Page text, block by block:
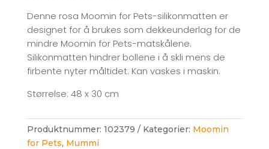
Denne rosa Moomin for Pets-silikonmatten er
designet for å brukes som dekkeunderlag for de
mindre Moomin for Pets-matskålene.
Silikonmatten hindrer bollene i å skli mens de
firbente nyter måltidet. Kan vaskes i maskin.
Størrelse: 48 x 30 cm
Produktnummer: 102379 Kategorier: Moomin
for Pets, Mummi